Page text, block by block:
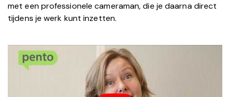
met een professionele cameraman, die je daarna direct
tijdens je werk kunt inzetten.